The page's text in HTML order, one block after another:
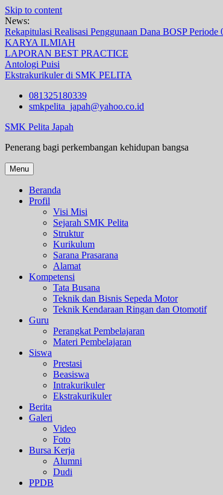
Skip to content
News:
Rekapitulasi Realisasi Penggunaan Dana BOSP
KARYA ILMIAH
LAPORAN BEST PRACTICE
Antologi Puisi
Ekstrakurikuler di SMK PELITA
081325180339
smkpelita_japah@yahoo.co.id
SMK Pelita Japah
Penerang bagi perkembangan kehidupan bangsa
Menu
Beranda
Profil
Visi Misi
Sejarah SMK Pelita
Struktur
Kurikulum
Sarana Prasarana
Alamat
Kompetensi
Tata Busana
Teknik dan Bisnis Sepeda Motor
Teknik Kendaraan Ringan dan Otomotif
Guru
Perangkat Pembelajaran
Materi Pembelajaran
Siswa
Prestasi
Beasiswa
Intrakurikuler
Ekstrakurikuler
Berita
Galeri
Video
Foto
Bursa Kerja
Alumni
Dudi
PPDB